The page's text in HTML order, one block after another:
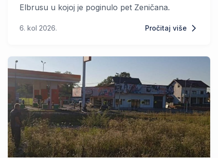
Elbrusu u kojoj je poginulo pet Zeničana.
6. kol 2026. Pročitaj više